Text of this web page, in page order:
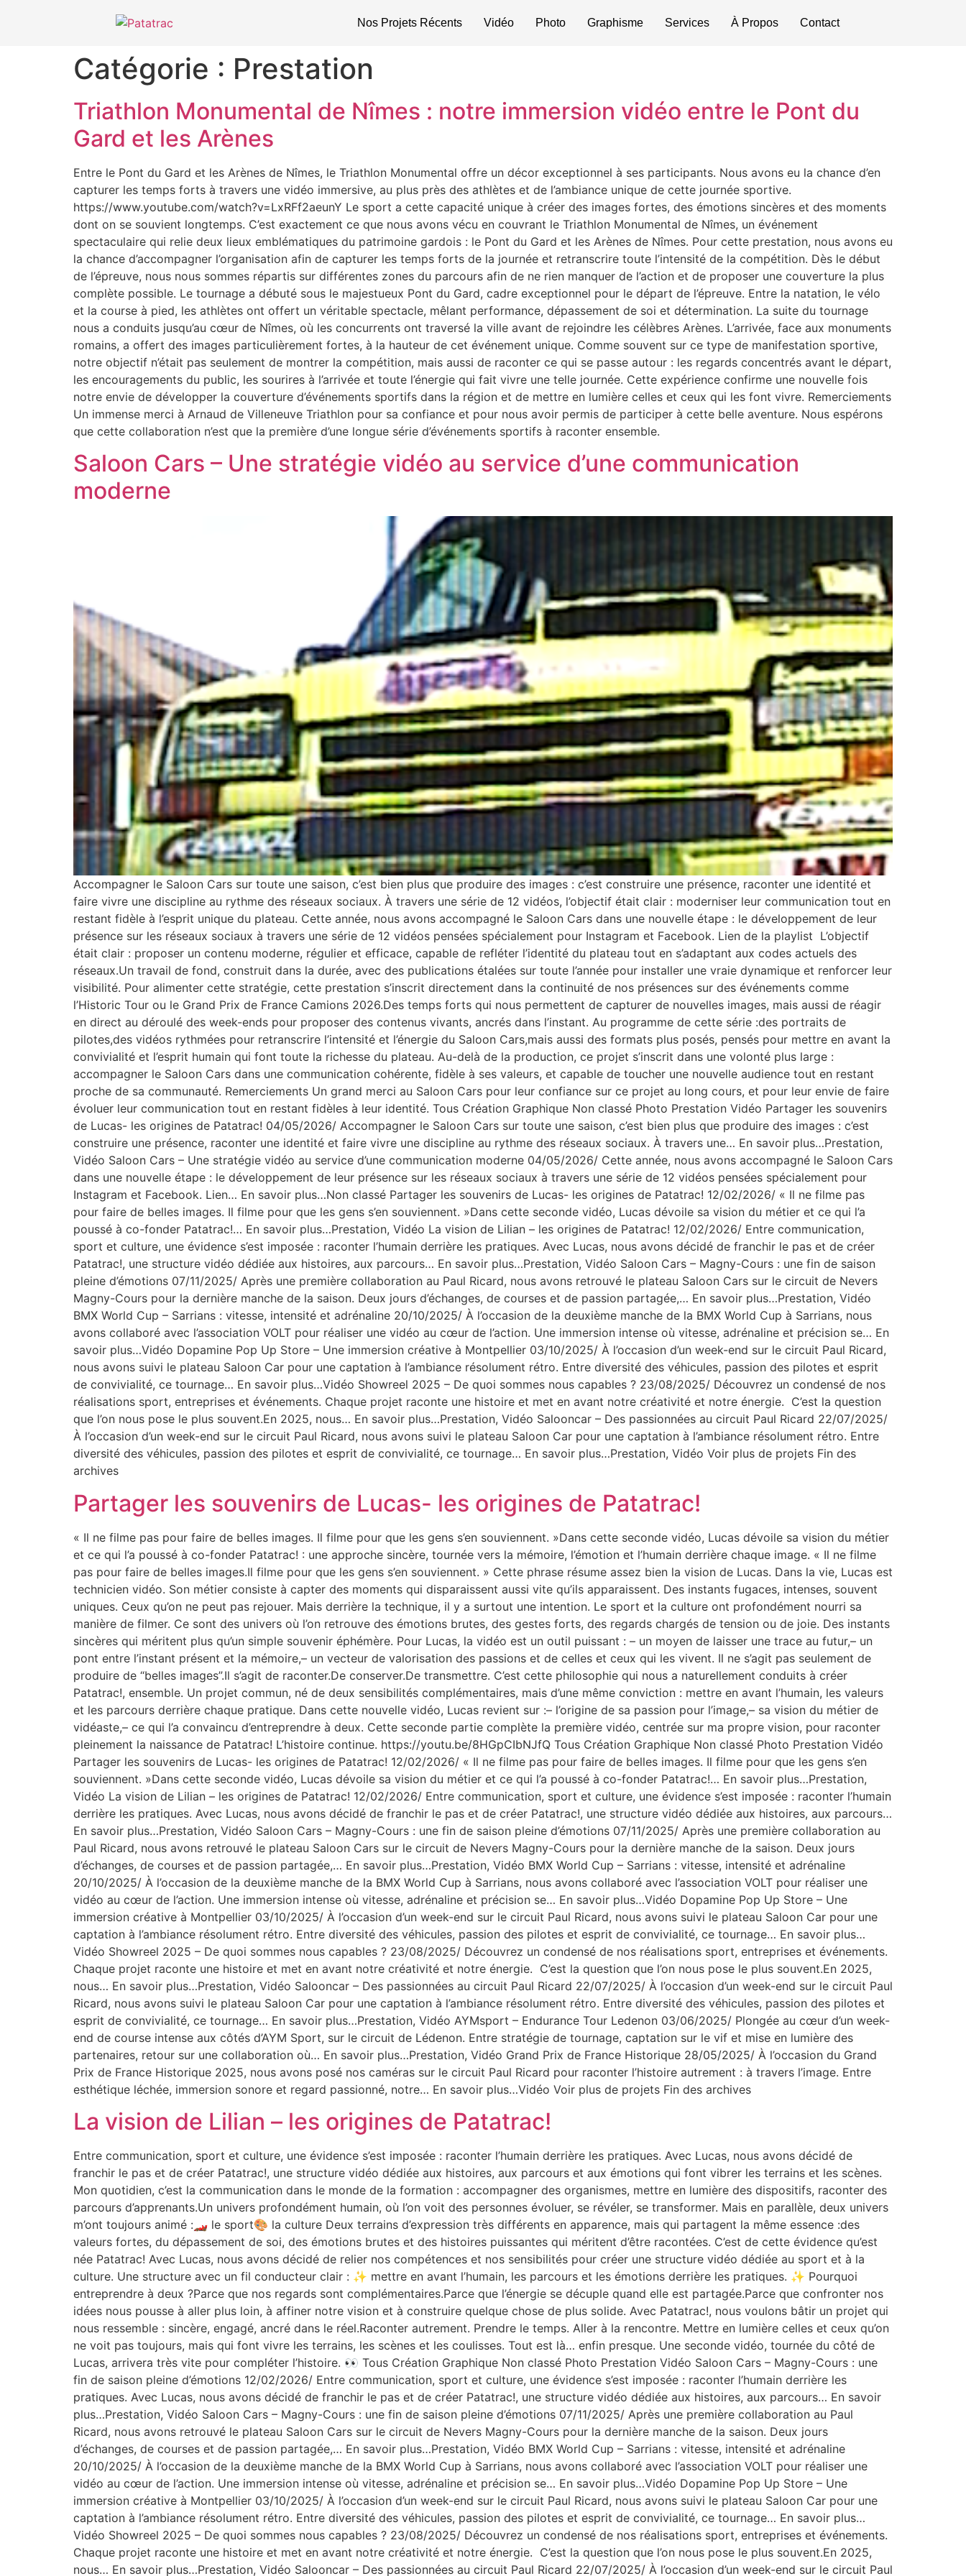
Nos Projets Récents Vidéo Photo Graphisme Services À Propos Contact
Catégorie : Prestation
Triathlon Monumental de Nîmes : notre immersion vidéo entre le Pont du
Gard et les Arènes
Entre le Pont du Gard et les Arènes de Nîmes, le Triathlon Monumental offre un décor exceptionnel à ses participants. Nous avons eu la chance d’en
capturer les temps forts à travers une vidéo immersive, au plus près des athlètes et de l’ambiance unique de cette journée sportive.
https://www.youtube.com/watch?v=LxRFf2aeunY Le sport a cette capacité unique à créer des images fortes, des émotions sincères et des moments
dont on se souvient longtemps. C’est exactement ce que nous avons vécu en couvrant le Triathlon Monumental de Nîmes, un événement
spectaculaire qui relie deux lieux emblématiques du patrimoine gardois : le Pont du Gard et les Arènes de Nîmes. Pour cette prestation, nous avons eu
la chance d’accompagner l’organisation afin de capturer les temps forts de la journée et retranscrire toute l’intensité de la compétition. Dès le début
de l’épreuve, nous nous sommes répartis sur différentes zones du parcours afin de ne rien manquer de l’action et de proposer une couverture la plus
complète possible. Le tournage a débuté sous le majestueux Pont du Gard, cadre exceptionnel pour le départ de l’épreuve. Entre la natation, le vélo
et la course à pied, les athlètes ont offert un véritable spectacle, mêlant performance, dépassement de soi et détermination. La suite du tournage
nous a conduits jusqu’au cœur de Nîmes, où les concurrents ont traversé la ville avant de rejoindre les célèbres Arènes. L’arrivée, face aux monuments
romains, a offert des images particulièrement fortes, à la hauteur de cet événement unique. Comme souvent sur ce type de manifestation sportive,
notre objectif n’était pas seulement de montrer la compétition, mais aussi de raconter ce qui se passe autour : les regards concentrés avant le départ,
les encouragements du public, les sourires à l’arrivée et toute l’énergie qui fait vivre une telle journée. Cette expérience confirme une nouvelle fois
notre envie de développer la couverture d’événements sportifs dans la région et de mettre en lumière celles et ceux qui les font vivre. Remerciements
Un immense merci à Arnaud de Villeneuve Triathlon pour sa confiance et pour nous avoir permis de participer à cette belle aventure. Nous espérons
que cette collaboration n’est que la première d’une longue série d’événements sportifs à raconter ensemble.
Saloon Cars – Une stratégie vidéo au service d’une communication
moderne
Accompagner le Saloon Cars sur toute une saison, c’est bien plus que produire des images : c’est construire une présence, raconter une identité et
faire vivre une discipline au rythme des réseaux sociaux. À travers une série de 12 vidéos, l’objectif était clair : moderniser leur communication tout en
restant fidèle à l’esprit unique du plateau. Cette année, nous avons accompagné le Saloon Cars dans une nouvelle étape : le développement de leur
présence sur les réseaux sociaux à travers une série de 12 vidéos pensées spécialement pour Instagram et Facebook. Lien de la playlist L’objectif
était clair : proposer un contenu moderne, régulier et efficace, capable de refléter l’identité du plateau tout en s’adaptant aux codes actuels des
réseaux.Un travail de fond, construit dans la durée, avec des publications étalées sur toute l’année pour installer une vraie dynamique et renforcer leur
visibilité. Pour alimenter cette stratégie, cette prestation s’inscrit directement dans la continuité de nos présences sur des événements comme
l’Historic Tour ou le Grand Prix de France Camions 2026.Des temps forts qui nous permettent de capturer de nouvelles images, mais aussi de réagir
en direct au déroulé des week-ends pour proposer des contenus vivants, ancrés dans l’instant. Au programme de cette série :des portraits de
pilotes,des vidéos rythmées pour retranscrire l’intensité et l’énergie du Saloon Cars,mais aussi des formats plus posés, pensés pour mettre en avant la
convivialité et l’esprit humain qui font toute la richesse du plateau. Au-delà de la production, ce projet s’inscrit dans une volonté plus large :
accompagner le Saloon Cars dans une communication cohérente, fidèle à ses valeurs, et capable de toucher une nouvelle audience tout en restant
proche de sa communauté. Remerciements Un grand merci au Saloon Cars pour leur confiance sur ce projet au long cours, et pour leur envie de faire
évoluer leur communication tout en restant fidèles à leur identité. Tous Création Graphique Non classé Photo Prestation Vidéo Partager les souvenirs
de Lucas- les origines de Patatrac! 04/05/2026/ Accompagner le Saloon Cars sur toute une saison, c’est bien plus que produire des images : c’est
construire une présence, raconter une identité et faire vivre une discipline au rythme des réseaux sociaux. À travers une… En savoir plus…Prestation,
Vidéo Saloon Cars – Une stratégie vidéo au service d’une communication moderne 04/05/2026/ Cette année, nous avons accompagné le Saloon Cars
dans une nouvelle étape : le développement de leur présence sur les réseaux sociaux à travers une série de 12 vidéos pensées spécialement pour
Instagram et Facebook. Lien… En savoir plus…Non classé Partager les souvenirs de Lucas- les origines de Patatrac! 12/02/2026/ « Il ne filme pas
pour faire de belles images. Il filme pour que les gens s’en souviennent. »Dans cette seconde vidéo, Lucas dévoile sa vision du métier et ce qui l’a
poussé à co-fonder Patatrac!… En savoir plus…Prestation, Vidéo La vision de Lilian – les origines de Patatrac! 12/02/2026/ Entre communication,
sport et culture, une évidence s’est imposée : raconter l’humain derrière les pratiques. Avec Lucas, nous avons décidé de franchir le pas et de créer
Patatrac!, une structure vidéo dédiée aux histoires, aux parcours… En savoir plus…Prestation, Vidéo Saloon Cars – Magny-Cours : une fin de saison
pleine d’émotions 07/11/2025/ Après une première collaboration au Paul Ricard, nous avons retrouvé le plateau Saloon Cars sur le circuit de Nevers
Magny-Cours pour la dernière manche de la saison. Deux jours d’échanges, de courses et de passion partagée,… En savoir plus…Prestation, Vidéo
BMX World Cup – Sarrians : vitesse, intensité et adrénaline 20/10/2025/ À l’occasion de la deuxième manche de la BMX World Cup à Sarrians, nous
avons collaboré avec l’association VOLT pour réaliser une vidéo au cœur de l’action. Une immersion intense où vitesse, adrénaline et précision se… En
savoir plus…Vidéo Dopamine Pop Up Store – Une immersion créative à Montpellier 03/10/2025/ À l’occasion d’un week-end sur le circuit Paul Ricard,
nous avons suivi le plateau Saloon Car pour une captation à l’ambiance résolument rétro. Entre diversité des véhicules, passion des pilotes et esprit
de convivialité, ce tournage… En savoir plus…Vidéo Showreel 2025 – De quoi sommes nous capables ? 23/08/2025/ Découvrez un condensé de nos
réalisations sport, entreprises et événements. Chaque projet raconte une histoire et met en avant notre créativité et notre énergie. C’est la question
que l’on nous pose le plus souvent.En 2025, nous… En savoir plus…Prestation, Vidéo Salooncar – Des passionnées au circuit Paul Ricard 22/07/2025/
À l’occasion d’un week-end sur le circuit Paul Ricard, nous avons suivi le plateau Saloon Car pour une captation à l’ambiance résolument rétro. Entre
diversité des véhicules, passion des pilotes et esprit de convivialité, ce tournage… En savoir plus…Prestation, Vidéo Voir plus de projets Fin des
archives
Partager les souvenirs de Lucas- les origines de Patatrac!
« Il ne filme pas pour faire de belles images. Il filme pour que les gens s’en souviennent. »Dans cette seconde vidéo, Lucas dévoile sa vision du métier
et ce qui l’a poussé à co-fonder Patatrac! : une approche sincère, tournée vers la mémoire, l’émotion et l’humain derrière chaque image. « Il ne filme
pas pour faire de belles images.Il filme pour que les gens s’en souviennent. » Cette phrase résume assez bien la vision de Lucas. Dans la vie, Lucas est
technicien vidéo. Son métier consiste à capter des moments qui disparaissent aussi vite qu’ils apparaissent. Des instants fugaces, intenses, souvent
uniques. Ceux qu’on ne peut pas rejouer. Mais derrière la technique, il y a surtout une intention. Le sport et la culture ont profondément nourri sa
manière de filmer. Ce sont des univers où l’on retrouve des émotions brutes, des gestes forts, des regards chargés de tension ou de joie. Des instants
sincères qui méritent plus qu’un simple souvenir éphémère. Pour Lucas, la vidéo est un outil puissant : – un moyen de laisser une trace au futur,– un
pont entre l’instant présent et la mémoire,– un vecteur de valorisation des passions et de celles et ceux qui les vivent. Il ne s’agit pas seulement de
produire de “belles images”.Il s’agit de raconter.De conserver.De transmettre. C’est cette philosophie qui nous a naturellement conduits à créer
Patatrac!, ensemble. Un projet commun, né de deux sensibilités complémentaires, mais d’une même conviction : mettre en avant l’humain, les valeurs
et les parcours derrière chaque pratique. Dans cette nouvelle vidéo, Lucas revient sur :– l’origine de sa passion pour l’image,– sa vision du métier de
vidéaste,– ce qui l’a convaincu d’entreprendre à deux. Cette seconde partie complète la première vidéo, centrée sur ma propre vision, pour raconter
pleinement la naissance de Patatrac! L’histoire continue. https://youtu.be/8HGpCIbNJfQ Tous Création Graphique Non classé Photo Prestation Vidéo
Partager les souvenirs de Lucas- les origines de Patatrac! 12/02/2026/ « Il ne filme pas pour faire de belles images. Il filme pour que les gens s’en
souviennent. »Dans cette seconde vidéo, Lucas dévoile sa vision du métier et ce qui l’a poussé à co-fonder Patatrac!… En savoir plus…Prestation,
Vidéo La vision de Lilian – les origines de Patatrac! 12/02/2026/ Entre communication, sport et culture, une évidence s’est imposée : raconter l’humain
derrière les pratiques. Avec Lucas, nous avons décidé de franchir le pas et de créer Patatrac!, une structure vidéo dédiée aux histoires, aux parcours…
En savoir plus…Prestation, Vidéo Saloon Cars – Magny-Cours : une fin de saison pleine d’émotions 07/11/2025/ Après une première collaboration au
Paul Ricard, nous avons retrouvé le plateau Saloon Cars sur le circuit de Nevers Magny-Cours pour la dernière manche de la saison. Deux jours
d’échanges, de courses et de passion partagée,… En savoir plus…Prestation, Vidéo BMX World Cup – Sarrians : vitesse, intensité et adrénaline
20/10/2025/ À l’occasion de la deuxième manche de la BMX World Cup à Sarrians, nous avons collaboré avec l’association VOLT pour réaliser une
vidéo au cœur de l’action. Une immersion intense où vitesse, adrénaline et précision se… En savoir plus…Vidéo Dopamine Pop Up Store – Une
immersion créative à Montpellier 03/10/2025/ À l’occasion d’un week-end sur le circuit Paul Ricard, nous avons suivi le plateau Saloon Car pour une
captation à l’ambiance résolument rétro. Entre diversité des véhicules, passion des pilotes et esprit de convivialité, ce tournage… En savoir plus…
Vidéo Showreel 2025 – De quoi sommes nous capables ? 23/08/2025/ Découvrez un condensé de nos réalisations sport, entreprises et événements.
Chaque projet raconte une histoire et met en avant notre créativité et notre énergie. C’est la question que l’on nous pose le plus souvent.En 2025,
nous… En savoir plus…Prestation, Vidéo Salooncar – Des passionnées au circuit Paul Ricard 22/07/2025/ À l’occasion d’un week-end sur le circuit Paul
Ricard, nous avons suivi le plateau Saloon Car pour une captation à l’ambiance résolument rétro. Entre diversité des véhicules, passion des pilotes et
esprit de convivialité, ce tournage… En savoir plus…Prestation, Vidéo AYMsport – Endurance Tour Ledenon 03/06/2025/ Plongée au cœur d’un week-
end de course intense aux côtés d’AYM Sport, sur le circuit de Lédenon. Entre stratégie de tournage, captation sur le vif et mise en lumière des
partenaires, retour sur une collaboration où… En savoir plus…Prestation, Vidéo Grand Prix de France Historique 28/05/2025/ À l’occasion du Grand
Prix de France Historique 2025, nous avons posé nos caméras sur le circuit Paul Ricard pour raconter l’histoire autrement : à travers l’image. Entre
esthétique léchée, immersion sonore et regard passionné, notre… En savoir plus…Vidéo Voir plus de projets Fin des archives
La vision de Lilian – les origines de Patatrac!
Entre communication, sport et culture, une évidence s’est imposée : raconter l’humain derrière les pratiques. Avec Lucas, nous avons décidé de
franchir le pas et de créer Patatrac!, une structure vidéo dédiée aux histoires, aux parcours et aux émotions qui font vibrer les terrains et les scènes.
Mon quotidien, c’est la communication dans le monde de la formation : accompagner des organismes, mettre en lumière des dispositifs, raconter des
parcours d’apprenants.Un univers profondément humain, où l’on voit des personnes évoluer, se révéler, se transformer. Mais en parallèle, deux univers
m’ont toujours animé :🏎️ le sport🎨 la culture Deux terrains d’expression très différents en apparence, mais qui partagent la même essence :des
valeurs fortes, du dépassement de soi, des émotions brutes et des histoires puissantes qui méritent d’être racontées. C’est de cette évidence qu’est
née Patatrac! Avec Lucas, nous avons décidé de relier nos compétences et nos sensibilités pour créer une structure vidéo dédiée au sport et à la
culture. Une structure avec un fil conducteur clair : ✨ mettre en avant l’humain, les parcours et les émotions derrière les pratiques. ✨ Pourquoi
entreprendre à deux ?Parce que nos regards sont complémentaires.Parce que l’énergie se décuple quand elle est partagée.Parce que confronter nos
idées nous pousse à aller plus loin, à affiner notre vision et à construire quelque chose de plus solide. Avec Patatrac!, nous voulons bâtir un projet qui
nous ressemble : sincère, engagé, ancré dans le réel.Raconter autrement. Prendre le temps. Aller à la rencontre. Mettre en lumière celles et ceux qu’on
ne voit pas toujours, mais qui font vivre les terrains, les scènes et les coulisses. Tout est là… enfin presque. Une seconde vidéo, tournée du côté de
Lucas, arrivera très vite pour compléter l’histoire. 👀 Tous Création Graphique Non classé Photo Prestation Vidéo Saloon Cars – Magny-Cours : une
fin de saison pleine d’émotions 12/02/2026/ Entre communication, sport et culture, une évidence s’est imposée : raconter l’humain derrière les
pratiques. Avec Lucas, nous avons décidé de franchir le pas et de créer Patatrac!, une structure vidéo dédiée aux histoires, aux parcours… En savoir
plus…Prestation, Vidéo Saloon Cars – Magny-Cours : une fin de saison pleine d’émotions 07/11/2025/ Après une première collaboration au Paul
Ricard, nous avons retrouvé le plateau Saloon Cars sur le circuit de Nevers Magny-Cours pour la dernière manche de la saison. Deux jours
d’échanges, de courses et de passion partagée,… En savoir plus…Prestation, Vidéo BMX World Cup – Sarrians : vitesse, intensité et adrénaline
20/10/2025/ À l’occasion de la deuxième manche de la BMX World Cup à Sarrians, nous avons collaboré avec l’association VOLT pour réaliser une
vidéo au cœur de l’action. Une immersion intense où vitesse, adrénaline et précision se… En savoir plus…Vidéo Dopamine Pop Up Store – Une
immersion créative à Montpellier 03/10/2025/ À l’occasion d’un week-end sur le circuit Paul Ricard, nous avons suivi le plateau Saloon Car pour une
captation à l’ambiance résolument rétro. Entre diversité des véhicules, passion des pilotes et esprit de convivialité, ce tournage… En savoir plus…
Vidéo Showreel 2025 – De quoi sommes nous capables ? 23/08/2025/ Découvrez un condensé de nos réalisations sport, entreprises et événements.
Chaque projet raconte une histoire et met en avant notre créativité et notre énergie. C’est la question que l’on nous pose le plus souvent.En 2025,
nous… En savoir plus…Prestation, Vidéo Salooncar – Des passionnées au circuit Paul Ricard 22/07/2025/ À l’occasion d’un week-end sur le circuit Paul